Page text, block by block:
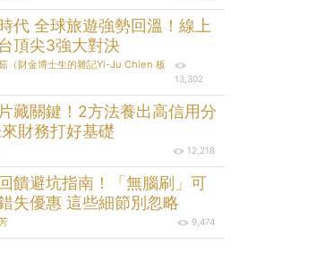
代 全球旅遊強勢回溫！線上
頂尖3強大對決
（財金博士生的雜記Yi-Ju Chien 板
13,302
藏關鍵！2方法養出高信用分
財務打好基礎
12,218
饋避坑指南！「無腦刷」可
失優惠 這些細節別忽略
9,474